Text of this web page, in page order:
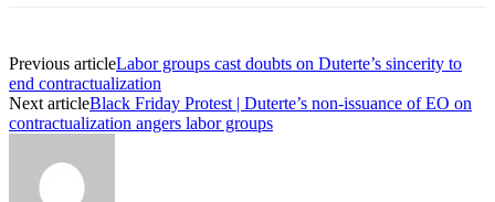
Previous articleLabor groups cast doubts on Duterte’s sincerity to
end contractualization
Next articleBlack Friday Protest | Duterte’s non-issuance of EO on
contractualization angers labor groups